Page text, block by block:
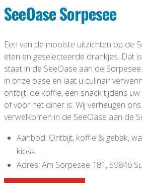
SeeOase Sorpesee
Een van de mooiste uitzichten op de
eten en geselecteerde drankjes. Dat
staat in de SeeOase aan de
in onze oase en laat u culinair
ontbijt, de koffie, een snack tijdens
of voor het diner is. Wij verheugen
verwelkomen in de SeeOase aan de
Aanbod: Ontbijt, koffie & gebak,
kiosk
Adres: Am Sorpesee 181, 59846